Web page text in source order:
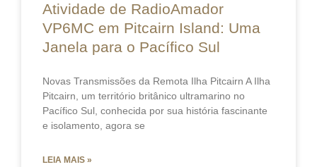
Atividade de RadioAmador
VP6MC em Pitcairn Island: Uma
Janela para o Pacífico Sul
Novas Transmissões da Remota Ilha Pitcairn A Ilha
Pitcairn, um território britânico ultramarino no
Pacífico Sul, conhecida por sua história fascinante
e isolamento, agora se
LEIA MAIS »